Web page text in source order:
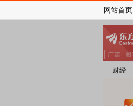
财经
网站首页